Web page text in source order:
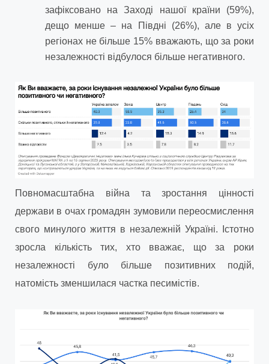
зафіксовано на Заході нашої країни (59%),
дещо менше – на Півдні (26%), але в усіх
регіонах не більше 15% вважають, що за роки
незалежності відбулося більше негативного.
Повномасштабна війна та зростання цінності
держави в очах громадян зумовили переосмислення
свого минулого життя в незалежній Україні. Істотно
зросла кількість тих, хто вважає, що за роки
незалежності було більше позитивних подій,
натомість зменшилася частка песимістів.